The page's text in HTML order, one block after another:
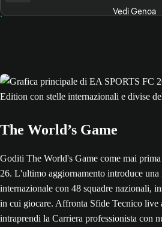
Vedi Genoa
The World’s Game
Goditi The World's Game come mai
26. L'ultimo aggiornamento introduce
internazionale con 48 squadre nazionali,
in cui giocare. Affronta Sfide Tecnico live
intraprendi la Carriera professionista con